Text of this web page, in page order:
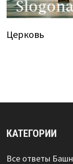
Церковь
КАТЕГОРИИ
Все ответы